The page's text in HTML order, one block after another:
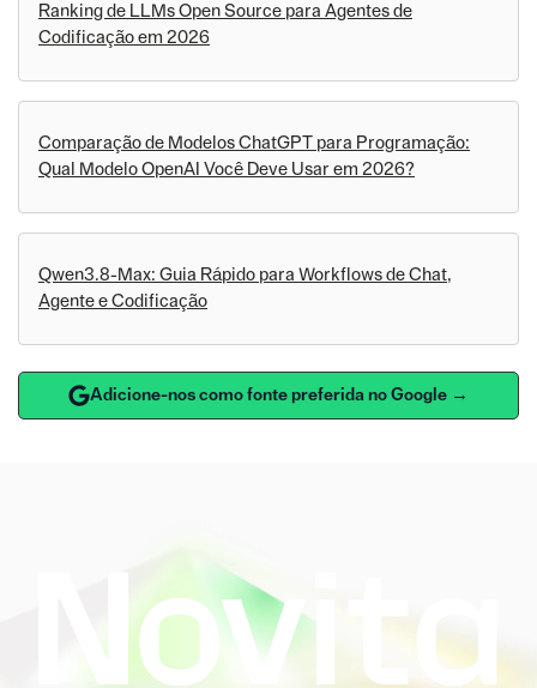
Ranking de LLMs Open Source para Agentes de
Codificação em 2026
Comparação de Modelos ChatGPT para Programação:
Qual Modelo OpenAI Você Deve Usar em 2026?
Qwen3.8-Max: Guia Rápido para Workflows de Chat,
Agente e Codificação
Adicione-nos como fonte preferida no Google →